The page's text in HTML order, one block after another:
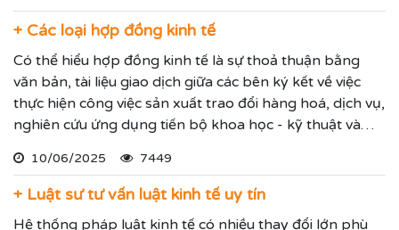
+ Các loại hợp đồng kinh tế
Có thể hiểu hợp đồng kinh tế là sự thoả thuận bằng
văn bản, tài liệu giao dịch giữa các bên ký kết về việc
thực hiện công việc sản xuất trao đổi hàng hoá, dịch vụ,
nghiên cứu ứng dụng tiến bộ khoa học - kỹ thuật và
định rõ ràng về quyền và nghĩa vụ của mỗi bên để xây
dựng và thực hiện kế hoạch của mình.
10/06/2025 7449
+ Luật sư tư vấn luật kinh tế uy tín
Hệ thống pháp luật kinh tế có nhiều thay đổi lớn phù